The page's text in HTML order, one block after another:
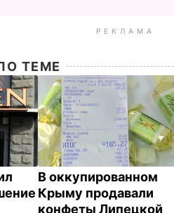
РЕКЛАМА
ТЕМЕ
В оккупированном
Крыму продавали
конфеты Липецкой